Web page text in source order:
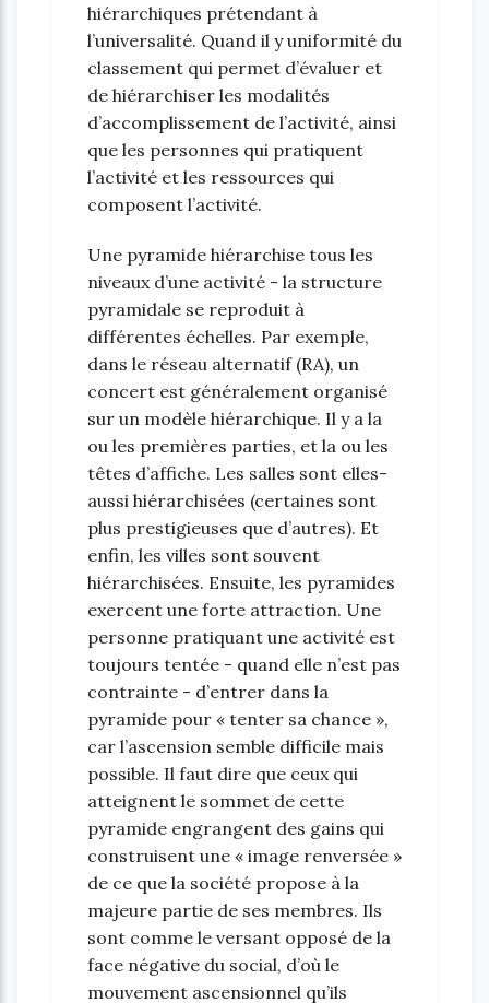
hiérarchiques prétendant à
l’universalité. Quand il y uniformité du
classement qui permet d’évaluer et
de hiérarchiser les modalités
d’accomplissement de l’activité, ainsi
que les personnes qui pratiquent
l’activité et les ressources qui
composent l’activité.
Une pyramide hiérarchise tous les
niveaux d’une activité - la structure
pyramidale se reproduit à
différentes échelles. Par exemple,
dans le réseau alternatif (RA), un
concert est généralement organisé
sur un modèle hiérarchique. Il y a la
ou les premières parties, et la ou les
têtes d’affiche. Les salles sont elles-
aussi hiérarchisées (certaines sont
plus prestigieuses que d’autres). Et
enfin, les villes sont souvent
hiérarchisées. Ensuite, les pyramides
exercent une forte attraction. Une
personne pratiquant une activité est
toujours tentée - quand elle n’est pas
contrainte - d’entrer dans la
pyramide pour « tenter sa chance »,
car l’ascension semble difficile mais
possible. Il faut dire que ceux qui
atteignent le sommet de cette
pyramide engrangent des gains qui
construisent une « image renversée »
de ce que la société propose à la
majeure partie de ses membres. Ils
sont comme le versant opposé de la
face négative du social, d’où le
mouvement ascensionnel qu’ils